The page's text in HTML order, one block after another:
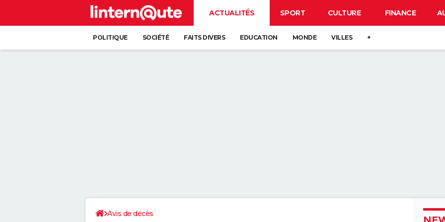
ACTUALITÉS SPORT CULTURE FINANCE
POLITIQUE SOCIÉTÉ FAITS DIVERS EDUCATION MONDE VILLES +
Avis de décès